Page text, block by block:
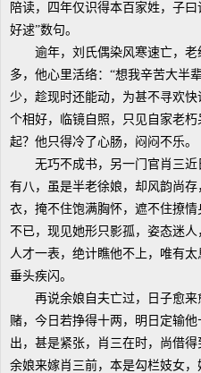
陪读，四年仅识得本百家姓，子
好逑”数句。
逾年，刘氏偶染风寒速亡，老
多，他心里活络：“想我辛苦大半
少，趁现时还能动，为甚不寻欢
个相好，临镜自照，只见自家老
起？他只得冷了心肠，闷闷不乐。
无巧不成书，另一门官肖三近
有八，虽是半老徐娘，却风韵尚
衣，掩不住饱满胸怀，遮不住撩
不已，现见她形只影孤，姿态迷
人才一表，绝计瞧他不上，唯有
垂头疾闪。
再说余娘自夫亡过，日子愈来
赌，今日若挣得十两，明日定输
出，甚是紧张，肖三在时，尚借得
余娘来嫁肖三前，本是勾栏妓女